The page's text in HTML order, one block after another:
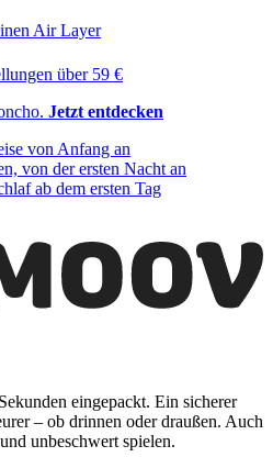
Air Layer
über 59 €
Jetzt entdecken
von Anfang an
von der ersten Nacht an
ab dem ersten Tag
eingepackt. Ein sicherer
– ob drinnen oder draußen. Auch
unbeschwert spielen.